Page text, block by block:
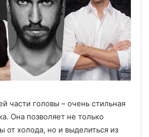
части головы – очень стильная
Она позволяет не только
от холода, но и выделиться из